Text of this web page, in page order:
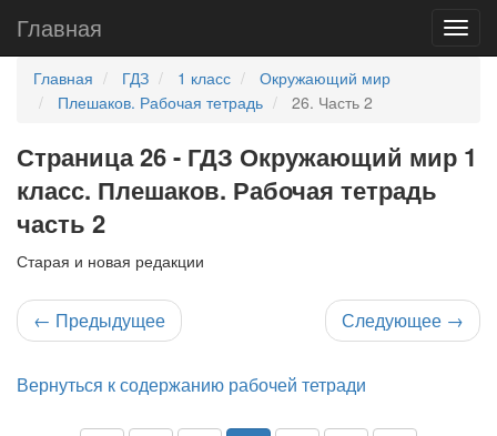
Главная
Главная ГДЗ 1 класс
Окружающий мир
Плешаков. Рабочая тетрадь
26. Часть 2
Страница 26 - ГДЗ Окружающий мир 1
класс. Плешаков. Рабочая тетрадь
часть 2
Старая и новая редакции
← Предыдущее Следующее →
Вернуться к содержанию рабочей тетради